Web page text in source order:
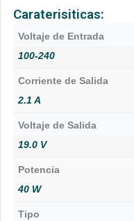
Caraterisiticas:
Voltaje de Entrada
100-240
Corriente de Salida
2.1 A
Voltaje de Salida
19.0 V
Potencia
40 W
Tipo